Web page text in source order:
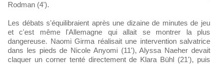
Rodman (4').
Les débats s'équilibraient après une dizaine de minutes de jeu
et c'est même l'Allemagne qui allait se montrer la plus
dangereuse. Naomi Girma réalisait une intervention salvatrice
dans les pieds de Nicole Anyomi (11'), Alyssa Naeher devait
claquer un corner tenté directement de Klara Bühl (21'), puis